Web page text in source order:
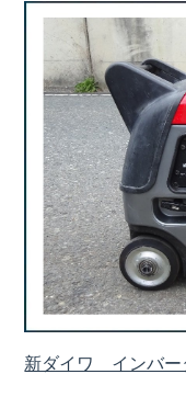
新ダイワ インバ